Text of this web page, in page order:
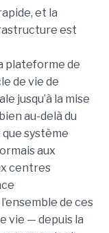
et la
est
plateforme de
de vie de
jusqu’à la mise
au-delà du
système
aux
centres
de ces
vie — depuis la